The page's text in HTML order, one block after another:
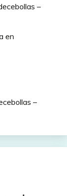
–
en
–